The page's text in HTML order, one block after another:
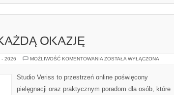
OKAZJĘ
- 2026 MOŻLIWOŚĆ KOMENTOWANIA STYLIZACJE
OKAZJĘ
ZOSTAŁA WYŁĄCZONA
Studio Veriss to przestrzeń online poświęcony
pielęgnacji oraz praktycznym poradom dla osób, które